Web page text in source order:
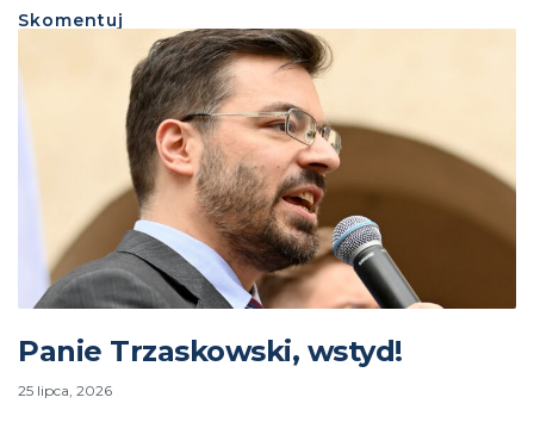
Skomentuj
Panie Trzaskowski, wstyd!
25 lipca, 2026